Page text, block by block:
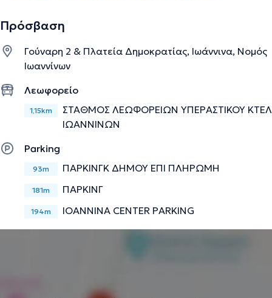
Πρόσβαση
Γούναρη 2 & Πλατεία Δημοκρατίας, Ιωάννινα, Νομός
Ιωαννίνων
Λεωφορείο
1,15km
ΣΤΑΘΜΟΣ ΛΕΩΦΟΡΕΙΩΝ ΥΠΕΡΑΣΤΙΚΟΥ ΚΤΕΛ
ΙΩΑΝΝΙΝΩΝ
Parking
93m ΠΑΡΚΙΝΓΚ ΔΗΜΟΥ ΕΠΙ ΠΛΗΡΩΜΗ
181m ΠΑΡΚΙΝΓ
194m IOANNINA CENTER PARKING